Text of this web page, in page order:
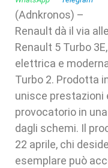
(Adnkronos) –
Renault dà il via
Renault 5 Turbo
elettrica e
Turbo 2. Prodotta
unisce prestazioni
provocatorio in
dagli schemi. Il
22 aprile, chi
esemplare può